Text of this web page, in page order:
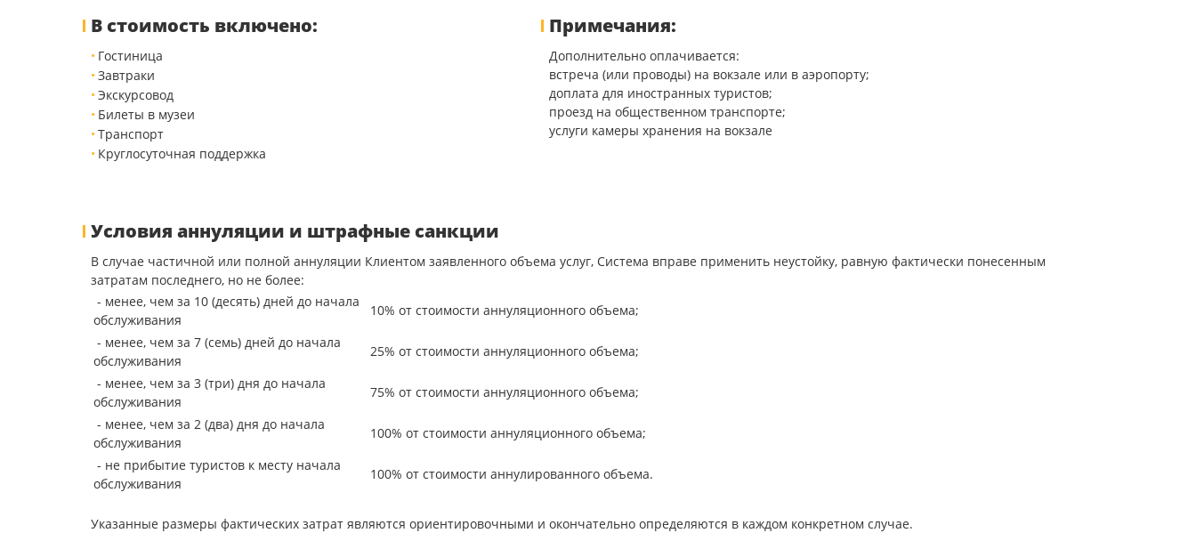
В стоимость включено:
Гостиница
Завтраки
Экскурсовод
Билеты в музеи
Транспорт
Круглосуточная поддержка
Примечания:
Дополнительно оплачивается:
встреча (или проводы) на вокзале или в аэропорту;
доплата для иностранных туристов;
проезд на общественном транспорте;
услуги камеры хранения на вокзале
Условия аннуляции и штрафные санкции
В случае частичной или полной аннуляции Клиентом заявленного объема услуг, Система вправе применить неустойку, равную фактически понесенным
затратам последнего, но не более:
- менее, чем за 10 (десять) дней до начала
обслуживания
10% от стоимости аннуляционного объема;
- менее, чем за 7 (семь) дней до начала
обслуживания
25% от стоимости аннуляционного объема;
- менее, чем за 3 (три) дня до начала
обслуживания
75% от стоимости аннуляционного объема;
- менее, чем за 2 (два) дня до начала
обслуживания
100% от стоимости аннуляционного объема;
- не прибытие туристов к месту начала
обслуживания
100% от стоимости аннулированного объема.
Указанные размеры фактических затрат являются ориентировочными и окончательно определяются в каждом конкретном случае.